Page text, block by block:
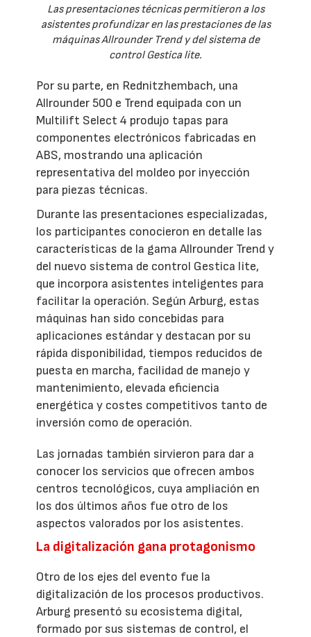
Las presentaciones técnicas permitieron a los
asistentes profundizar en las prestaciones de las
máquinas Allrounder Trend y del sistema de
control Gestica lite.
Por su parte, en Rednitzhembach, una
Allrounder 500 e Trend equipada con un
Multilift Select 4 produjo tapas para
componentes electrónicos fabricadas en
ABS, mostrando una aplicación
representativa del moldeo por inyección
para piezas técnicas.
Durante las presentaciones especializadas,
los participantes conocieron en detalle las
características de la gama Allrounder Trend y
del nuevo sistema de control Gestica lite,
que incorpora asistentes inteligentes para
facilitar la operación. Según Arburg, estas
máquinas han sido concebidas para
aplicaciones estándar y destacan por su
rápida disponibilidad, tiempos reducidos de
puesta en marcha, facilidad de manejo y
mantenimiento, elevada eficiencia
energética y costes competitivos tanto de
inversión como de operación.
Las jornadas también sirvieron para dar a
conocer los servicios que ofrecen ambos
centros tecnológicos, cuya ampliación en
los dos últimos años fue otro de los
aspectos valorados por los asistentes.
La digitalización gana protagonismo
Otro de los ejes del evento fue la
digitalización de los procesos productivos.
Arburg presentó su ecosistema digital,
formado por sus sistemas de control, el